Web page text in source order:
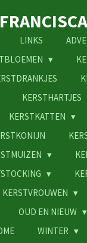
LINKS
KERSTHARTJES
KERSTKATTEN
KERSTVROUWEN
OUD EN NIEUW
WINTER